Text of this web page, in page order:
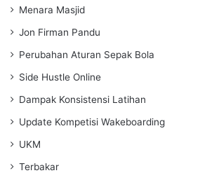
Menara Masjid
Jon Firman Pandu
Perubahan Aturan Sepak Bola
Side Hustle Online
Dampak Konsistensi Latihan
Update Kompetisi Wakeboarding
UKM
Terbakar